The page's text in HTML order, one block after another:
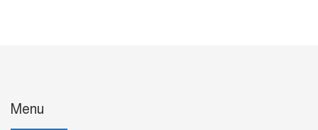
Menu